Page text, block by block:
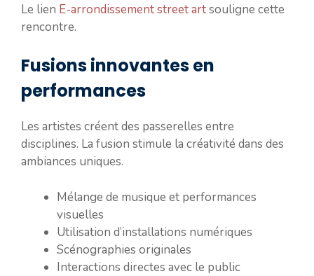
Le lien E-arrondissement street artsouligne cette
rencontre.
Fusions innovantes en
performances
Les artistes créent des passerelles entre
disciplines. La fusion stimule la créativité dans des
ambiances uniques.
Mélange de musique et performances
visuelles
Utilisation d’installations numériques
Scénographies originales
Interactions directes avec le public